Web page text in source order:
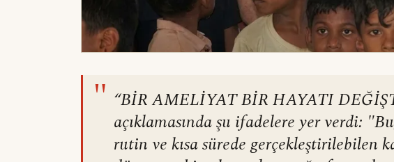
" “BİR AMELİYAT BİR HAYATI
açıklamasında şu ifadelere yer verdi:
rutin ve kısa sürede gerçekleştirilebilen